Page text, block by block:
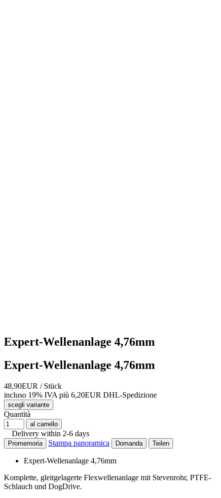
Expert-Wellenanlage 4,76mm
Expert-Wellenanlage 4,76mm
48,90EUR / Stück
incluso 19% IVA più 6,20EUR DHL-Spedizione
scegli variante
Quantità
al carrello
Delivery within 2-6 days
Promemoria Stampa panoramica Domanda Teilen
Expert-Wellenanlage 4,76mm
Komplette, gleitgelagerte Flexwellenanlage mit Stevenrohr, PTFE-
Schlauch und DogDrive.